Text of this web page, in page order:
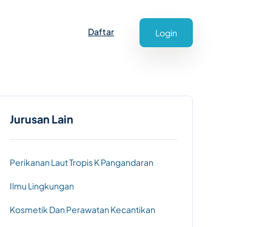
Daftar Login
Jurusan Lain
Perikanan Laut Tropis K Pangandaran
Ilmu Lingkungan
Kosmetik Dan Perawatan Kecantikan